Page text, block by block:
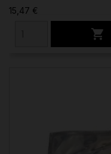
15,47 €
